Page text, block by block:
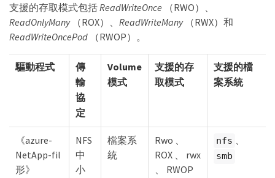
支援的存取模式包括ReadWriteOnce （RWO）、
ReadOnlyMany（ROX）、 ReadWriteMany（RWX）和
ReadWriteOncePod （RWOP）。
驅動程式
傳
輸
協
定
Volume
模式
支援的存
取模式
支援的檔
案系統
《azure-
NetApp-fil
形》
NFS
中
小
檔案系
統
Rwo 、
ROX 、 rwx
、 RWOP
nfs
smb